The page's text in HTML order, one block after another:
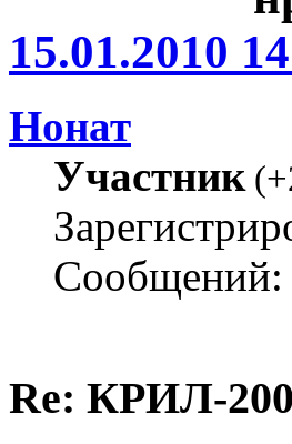
15.01.2010
Нонат
Участник(
Сообщений:
Re: КРИЛ-